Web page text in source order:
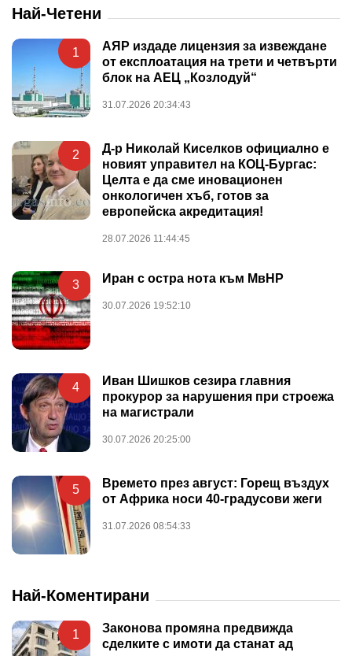
Най-Четени
1
АЯР издаде лицензия за извеждане
от експлоатация на трети и четвърти
блок на АЕЦ „Козлодуй“
31.07.2026 20:34:43
2
Д-р Николай Киселков официално е
новият управител на КОЦ-Бургас:
Целта е да сме иновационен
онкологичен хъб, готов за
европейска акредитация!
28.07.2026 11:44:45
3 Иран с остра нота към МвНР
30.07.2026 19:52:10
4
Иван Шишков сезира главния
прокурор за нарушения при строежа
на магистрали
30.07.2026 20:25:00
5
Времето през август: Горещ въздух
от Африка носи 40-градусови жеги
31.07.2026 08:54:33
Най-Коментирани
1
Законова промяна предвижда
сделките с имоти да станат ад